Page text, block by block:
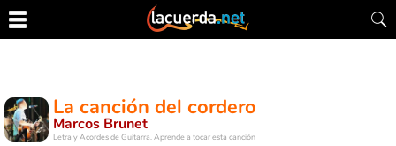
La canción del cordero
Marcos Brunet
Letra y Acordes de Guitarra. Aprende a tocar esta canción